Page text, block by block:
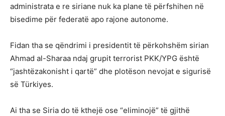
administrata e re siriane nuk ka plane të përfshihen në
bisedime për federatë apo rajone autonome.
Fidan tha se qëndrimi i presidentit të përkohshëm sirian
Ahmad al-Sharaa ndaj grupit terrorist PKK/YPG është
“jashtëzakonisht i qartë” dhe plotëson nevojat e sigurisë
së Türkiyes.
Ai tha se Siria do të kthejë ose “eliminojë” të gjithë